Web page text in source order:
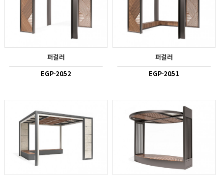
퍼걸러
EGP-2052
퍼걸러
EGP-2051